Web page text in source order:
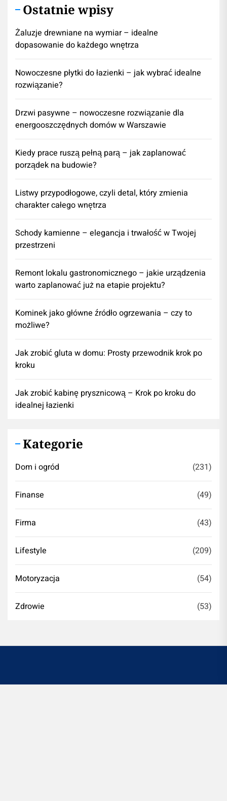
Ostatnie wpisy
Żaluzje drewniane na wymiar – idealne
dopasowanie do każdego wnętrza
Nowoczesne płytki do łazienki – jak wybrać idealne
rozwiązanie?
Drzwi pasywne – nowoczesne rozwiązanie dla
energooszczędnych domów w Warszawie
Kiedy prace ruszą pełną parą – jak zaplanować
porządek na budowie?
Listwy przypodłogowe, czyli detal, który zmienia
charakter całego wnętrza
Schody kamienne – elegancja i trwałość w Twojej
przestrzeni
​Remont lokalu gastronomicznego – jakie urządzenia
warto zaplanować już na etapie projektu?
Kominek jako główne źródło ogrzewania – czy to
możliwe?
Jak zrobić gluta w domu: Prosty przewodnik krok po
kroku
Jak zrobić kabinę prysznicową – Krok po kroku do
idealnej łazienki
Kategorie
Dom i ogród (231)
Finanse (49)
Firma (43)
Lifestyle (209)
Motoryzacja (54)
Zdrowie (53)